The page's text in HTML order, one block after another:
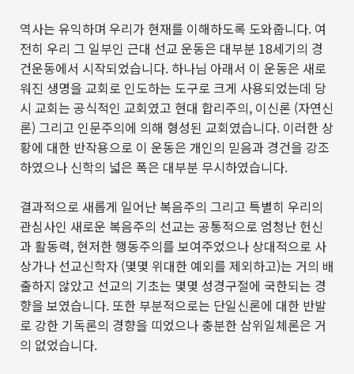
역사는 유익하며 우리가 현재를 이해하도록 도와줍니다. 여
전히 우리 그 일부인 근대 선교 운동은 대부분 18세기의 경
건운동에서 시작되었습니다. 하나님 아래서 이 운동은 새로
워진 생명을 교회로 인도하는 도구로 크게 사용되었는데 당
시 교회는 공식적인 교회였고 현대 합리주의, 이신론 (자연신
론) 그리고 인문주의에 의해 형성된 교회였습니다. 이러한 상
황에 대한 반작용으로 이 운동은 개인의 믿음과 경건을 강조
하였으나 신학의 넓은 폭은 대부분 무시하였습니다.
결과적으로 새롭게 일어난 복음주의 그리고 특별히 우리의
관심사인 새로운 복음주의 선교는 공통적으로 엄청난 헌신
과 활동력, 현저한 행동주의를 보여주었으나 상대적으로 사
상가나 선교신학자 (몇몇 위대한 예외를 제외하고)는 거의 배
출하지 않았고 선교의 기초는 몇몇 성경구절에 국한되는 경
향을 보였습니다. 또한 부분적으로는 단일신론에 대한 반발
로 강한 기독론의 경향을 띠었으나 충분한 삼위일체론은 거
의 없었습니다.